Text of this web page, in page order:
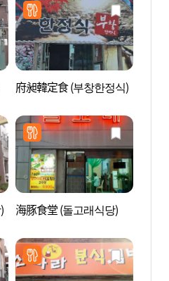
府昶韓定食 (부창한정식)
海豚食堂 (돌고래식당)